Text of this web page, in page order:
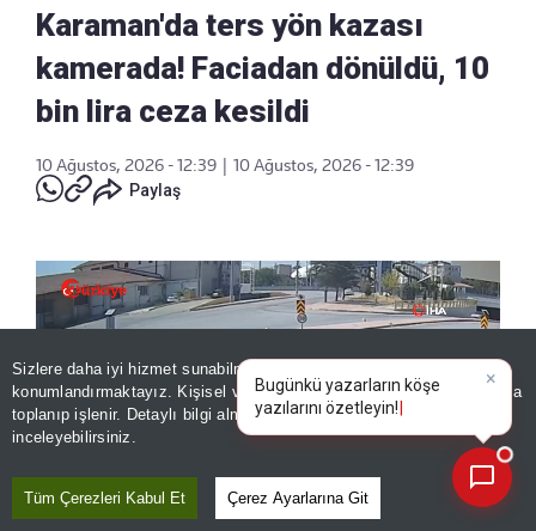
Sizlere daha iyi hizmet sunabilmek adına sitemizde
konumlandırmaktayız. Kişisel verileriniz, KVKK ve GDPR kapsamında
toplanıp işlenir. Detaylı bilgi almak içinAydınlatma Metnimizi
inceleyebilirsiniz.
Tüm Çerezleri Kabul Et Çerez Ayarlarına Git
Karaman'da ters yön kazası
kamerada! Faciadan dönüldü, 10
bin lira ceza kesildi
10 Ağustos, 2026 - 12:39
10 Ağustos, 2026 - 12:39
Paylaş
Bugünkü yazarların k